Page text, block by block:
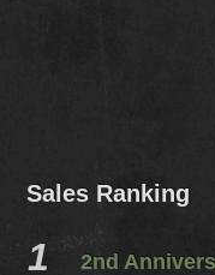
Sales Ranking
2nd